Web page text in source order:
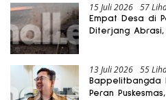
15 Juli 2026 57
Empat Desa di
Diterjang Abrasi,
13 Juli 2026 55
Bappelitbangda
Peran